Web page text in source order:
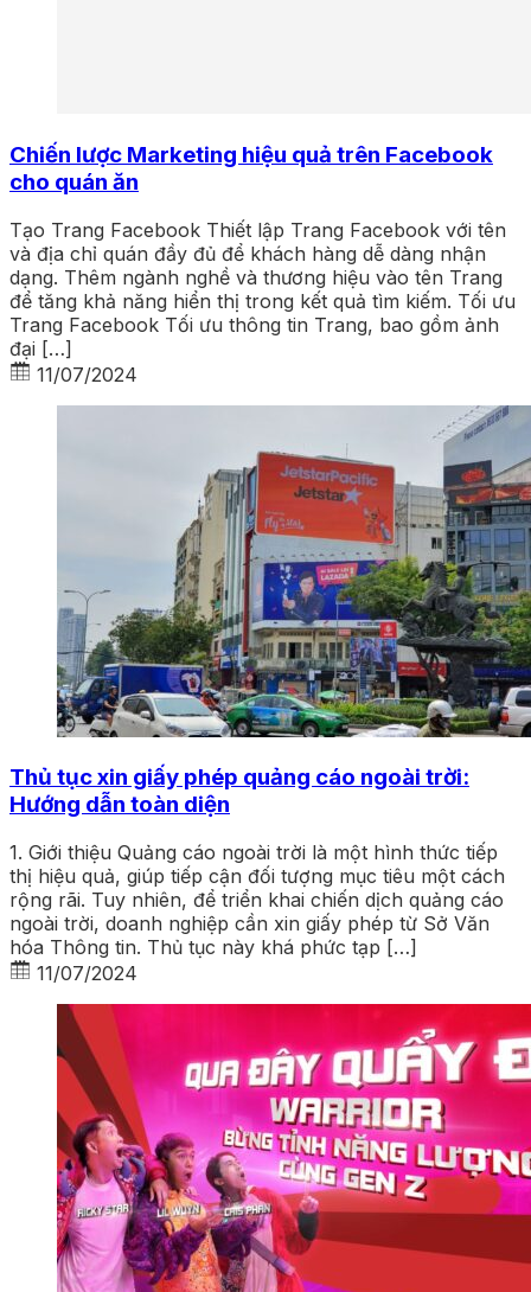
Chiến lược Marketing hiệu quả trên Facebook
cho quán ăn
Tạo Trang Facebook Thiết lập Trang Facebook với tên
và địa chỉ quán đầy đủ để khách hàng dễ dàng nhận
dạng. Thêm ngành nghề và thương hiệu vào tên Trang
để tăng khả năng hiển thị trong kết quả tìm kiếm. Tối ưu
Trang Facebook Tối ưu thông tin Trang, bao gồm ảnh
đại […]
11/07/2024
Thủ tục xin giấy phép quảng cáo ngoài trời:
Hướng dẫn toàn diện
1. Giới thiệu Quảng cáo ngoài trời là một hình thức tiếp
thị hiệu quả, giúp tiếp cận đối tượng mục tiêu một cách
rộng rãi. Tuy nhiên, để triển khai chiến dịch quảng cáo
ngoài trời, doanh nghiệp cần xin giấy phép từ Sở Văn
hóa Thông tin. Thủ tục này khá phức tạp […]
11/07/2024